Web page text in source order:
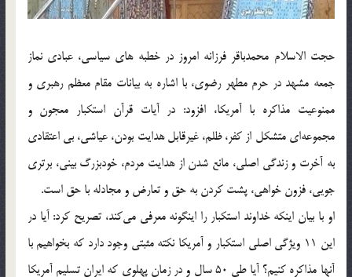
حجت الاسلام محمدباقر فرزانه امروز در خطبه های سیاسی، عبادی نماز
جمعه مشهد در حرم مطهر رضوی، با اشاره به بیانات مقام معظم رهبری و
ممنوعیت مذاکره با آمریکا، افزود: در آیات قرآن استکبار معجون و
مجموعه‌ای متشکل از کفر، ظلم، غیرقابل هدایت بودن، عیاشی، بی اعتقادی
به آخرت و زندگی اصلی، مانع شدن از هدایت مردم، خودبزرگ بینی، برتری
جویی، فزون خواهی، پشت کردن به حق و تعارض و مجادله با حق است.
او با بیان اینکه خداوند استکبار را اینگونه معرفی می‌کند، تصریح کرد: آیا در
این 11 ویژگی اصلی استکبار و آمریکا نکته مثبتی وجود دارد که بخواهیم با
آنها مذاکره کنیم؟ آیا طی 50 سال و در زمان پهلوی که ایران تسلیم آمریکا